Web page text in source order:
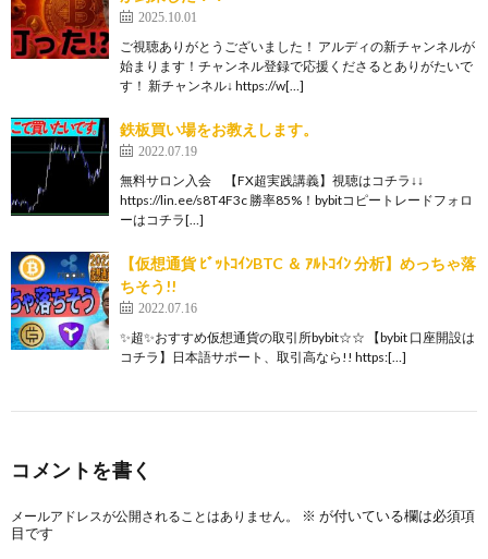
2025.10.01
ご視聴ありがとうございました！ アルディの新チャンネルが
始まります！チャンネル登録で応援くださるとありがたいで
す！ 新チャンネル↓ https://w[…]
鉄板買い場をお教えします。
2022.07.19
無料サロン入会 【FX超実践講義】視聴はコチラ↓↓
https://lin.ee/s8T4F3c 勝率85%！bybitコピートレードフォロ
ーはコチラ[…]
【仮想通貨 ﾋﾞｯﾄｺｲﾝBTC ＆ ｱﾙﾄｺｲﾝ 分析】めっちゃ落
ちそう!!
2022.07.16
✨超✨おすすめ仮想通貨の取引所bybit☆☆ 【bybit 口座開設は
コチラ】日本語サポート、取引高なら!! https:[…]
コメントを書く
メールアドレスが公開されることはありません。 ※ が付いている欄は必須項
目です